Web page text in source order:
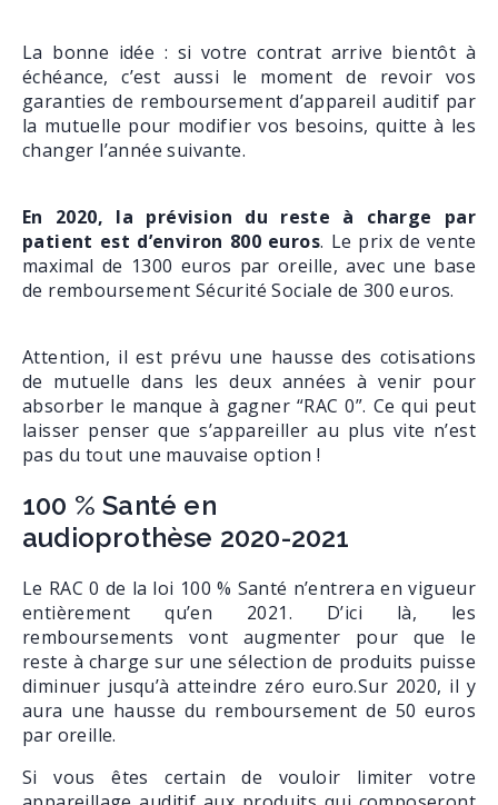
La bonne idée : si votre contrat arrive bientôt à
échéance, c’est aussi le moment de revoir vos
garanties de remboursement d’appareil auditif par
la mutuelle pour modifier vos besoins, quitte à les
changer l’année suivante.
En 2020, la prévision du reste à charge par
patient est d’environ 800 euros. Le prix de vente
maximal de 1300 euros par oreille, avec une base
de remboursement Sécurité Sociale de 300 euros.
Attention, il est prévu une hausse des cotisations
de mutuelle dans les deux années à venir pour
absorber le manque à gagner “RAC 0”. Ce qui peut
laisser penser que s’appareiller au plus vite n’est
pas du tout une mauvaise option !
100 % Santé en
audioprothèse 2020-2021
Le RAC 0 de la loi 100 % Santé n’entrera en vigueur
entièrement qu’en 2021. D’ici là, les
remboursements vont augmenter pour que le
reste à charge sur une sélection de produits puisse
diminuer jusqu’à atteindre zéro euro.Sur 2020, il y
aura une hausse du remboursement de 50 euros
par oreille.
Si vous êtes certain de vouloir limiter votre